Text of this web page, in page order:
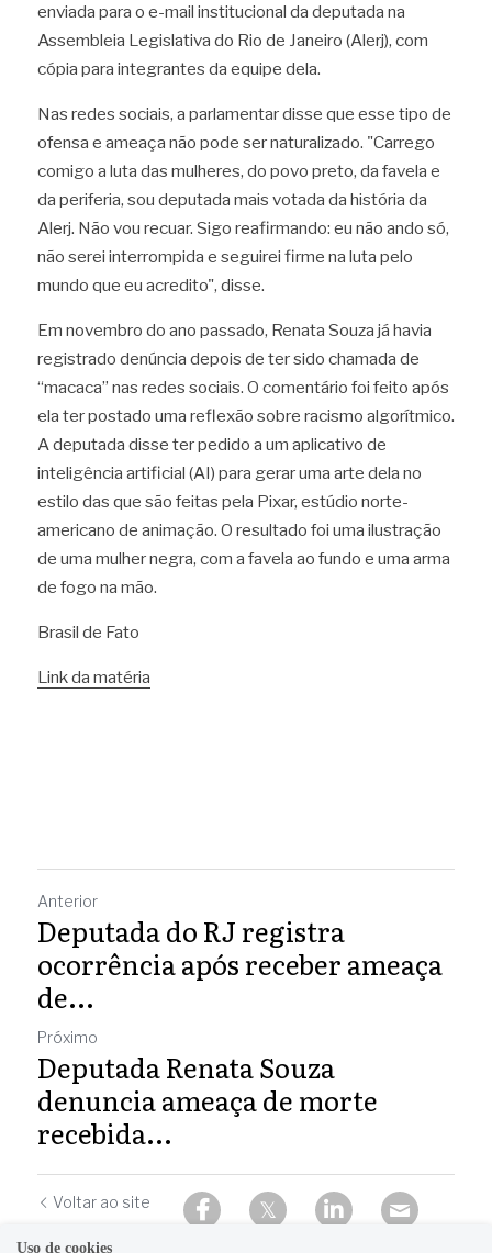
enviada para o e-mail institucional da deputada na
Assembleia Legislativa do Rio de Janeiro (Alerj), com
cópia para integrantes da equipe dela.
Nas redes sociais, a parlamentar disse que esse tipo de
ofensa e ameaça não pode ser naturalizado. "Carrego
comigo a luta das mulheres, do povo preto, da favela e
da periferia, sou deputada mais votada da história da
Alerj. Não vou recuar. Sigo reafirmando: eu não ando só,
não serei interrompida e seguirei firme na luta pelo
mundo que eu acredito", disse.
Em novembro do ano passado, Renata Souza já havia
registrado denúncia depois de ter sido chamada de
“macaca” nas redes sociais. O comentário foi feito após
ela ter postado uma reflexão sobre racismo algorítmico.
A deputada disse ter pedido a um aplicativo de
inteligência artificial (AI) para gerar uma arte dela no
estilo das que são feitas pela Pixar, estúdio norte-
americano de animação. O resultado foi uma ilustração
de uma mulher negra, com a favela ao fundo e uma arma
de fogo na mão.
Brasil de Fato
Link da matéria
Anterior
Deputada do RJ registra
ocorrência após receber ameaça
de...
Próximo
Deputada Renata Souza
denuncia ameaça de morte
recebida...
Voltar ao site
Uso de cookies